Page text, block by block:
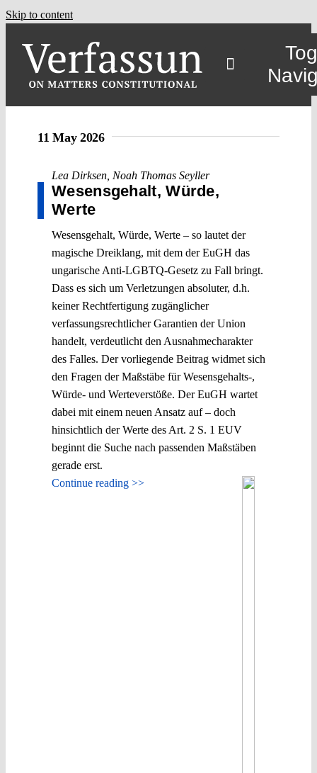
Skip to content
11 May 2026
Lea Dirksen Noah Thomas Seyller
Wesensgehalt, Würde,
Werte
Wesensgehalt, Würde, Werte – so lautet der
magische Dreiklang, mit dem der EuGH das
ungarische Anti-LGBTQ-Gesetz zu Fall bringt.
Dass es sich um Verletzungen absoluter, d.h.
keiner Rechtfertigung zugänglicher
verfassungsrechtlicher Garantien der Union
handelt, verdeutlicht den Ausnahmecharakter
des Falles. Der vorliegende Beitrag widmet sich
den Fragen der Maßstäbe für Wesensgehalts-,
Würde- und Werteverstöße. Der EuGH wartet
dabei mit einem neuen Ansatz auf – doch
hinsichtlich der Werte des Art. 2 S. 1 EUV
beginnt die Suche nach passenden Maßstäben
gerade erst.
Continue reading >>